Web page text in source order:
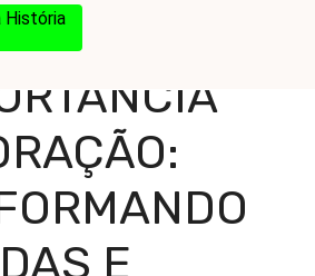
História
Vidas e Fortalecendo
E